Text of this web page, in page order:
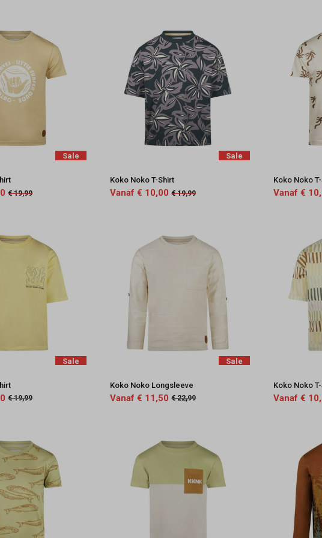
Sale
€ 19,99
Sale
Koko Noko T-Shirt
Vanaf € 10,00 € 19,99
Koko Noko
Vanaf €
Sale
€ 19,99
Sale
Koko Noko Longsleeve
Vanaf € 11,50 € 22,99
Koko Noko
Vanaf €